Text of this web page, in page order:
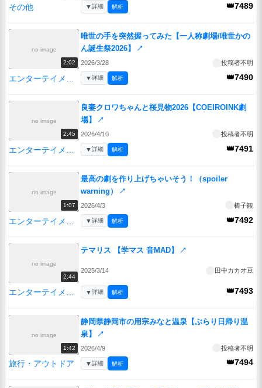
その他 👑7489
▼詳細 解析
no image
2:02
唯世の手を突然握ってみた【一人称劇場/唯世かの
ん誕生祭2026】
↗
2026/3/28 投稿者不明
👑7490
▼詳細 解析
no image
2:45
良妻クロワちゃんと桜見物2026【COEIROINK劇
場】
↗
2026/4/10 投稿者不明
👑7491
▼詳細 解析
no image
1:07
最高の劇を作り上げちゃいそう！（spoiler
warning）
↗
2026/4/3 椅子観
👑7492
▼詳細 解析
no image
2:44
テマリス 【学マス 音MAD】 ↗
2025/3/14 田中カカオ豆
エンターテイメント 👑7493
▼詳細 解析
no image
1:42
静岡県静岡市の用宗みなと温泉【ぶらり日帰り温
泉】
↗
2026/4/9 投稿者不明
旅行・アウトドア 👑7494
▼詳細 解析